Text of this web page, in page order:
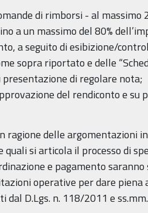
di rimborsi - al
a un massimo del 80%
a seguito di esibizione/
sopra riportato e delle
di regolare nota;
del rendiconto e su
ragione delle argomentazioni
si articola il processo di
e pagamento
operative per dare
dal D.Lgs. n. 118/2011 e